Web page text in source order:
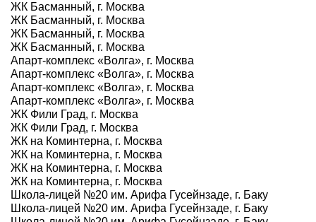
ЖК Басманный, г. Москва
ЖК Басманный, г. Москва
ЖК Басманный, г. Москва
ЖК Басманный, г. Москва
Апарт-комплекс «Волга», г. Москва
Апарт-комплекс «Волга», г. Москва
Апарт-комплекс «Волга», г. Москва
Апарт-комплекс «Волга», г. Москва
ЖК Фили Град, г. Москва
ЖК Фили Град, г. Москва
ЖК на Коминтерна, г. Москва
ЖК на Коминтерна, г. Москва
ЖК на Коминтерна, г. Москва
ЖК на Коминтерна, г. Москва
Школа-лицей №20 им. Арифа Гусейнзаде, г. Баку
Школа-лицей №20 им. Арифа Гусейнзаде, г. Баку